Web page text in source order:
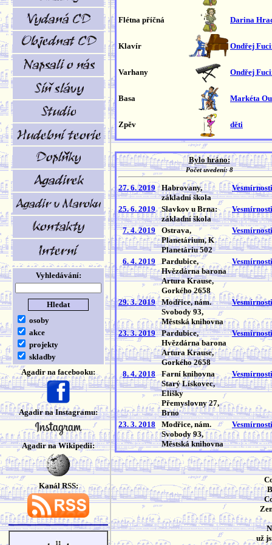
Vyhledávání:
osoby
akce
projekty
skladby
Agadir na facebooku:
Agadir na Instagramu:
Agadir na Wikipedii:
Kanál RSS:
Flétna příčná Darina
Klavír Ondřej
Varhany Ondřej
Basa Markéta
Zpěv děti
Bylo hráno:
Počet uvedení: 8
27. 6. 2019
Habrovany,
základní škola
Vesmírnosti
25. 6. 2019
Slavkov u Brna:
základní škola
Vesmírnosti
7. 4. 2019
Ostrava,
Planetárium, K
Planetáriu 502
Vesmírnosti
6. 4. 2019
Pardubice,
Hvězdárna barona
Artura Krause,
Gorkého 2658
Vesmírnosti
29. 3. 2019
Modřice, nám.
Svobody 93,
Městská knihovna
Vesmírnosti
23. 3. 2019
Pardubice,
Hvězdárna barona
Artura Krause,
Gorkého 2658
Vesmírnosti
8. 4. 2018
Farní knihovna
Starý Lískovec,
Elišky
Přemyslovny 27,
Brno
Vesmírnosti
23. 3. 2018
Modřice, nám.
Svobody 93,
Městská knihovna
Vesmírnosti
už